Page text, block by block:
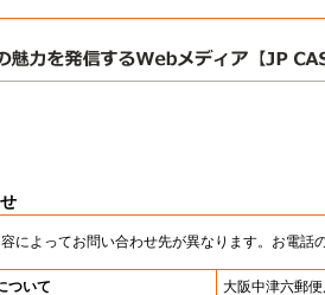
によってお問い合わせ先が異なります。お電話
ついて 大阪中津六郵